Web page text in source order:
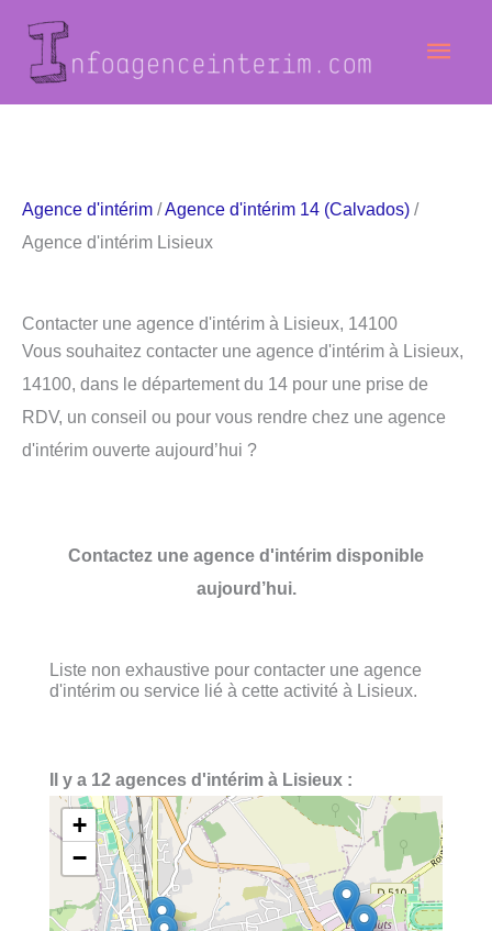
contenu
Agence d'intérim /Agence d'intérim 14 (Calvados) /
Agence d'intérim Lisieux
Contacter une agence d'intérim à Lisieux, 14100
Vous souhaitez contacter une agence d'intérim à Lisieux,
14100, dans le département du 14 pour une prise de
RDV, un conseil ou pour vous rendre chez une agence
d'intérim ouverte aujourd’hui ?
Contactez une agence d'intérim disponible
aujourd’hui.
Liste non exhaustive pour contacter une agence
d'intérim ou service lié à cette activité à Lisieux.
Il y a 12 agences d'intérim à Lisieux :
+
−